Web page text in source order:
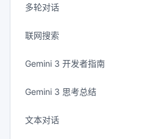
多轮对话
联网搜索
Gemini 3 开发者指南
Gemini 3 思考总结
文本对话